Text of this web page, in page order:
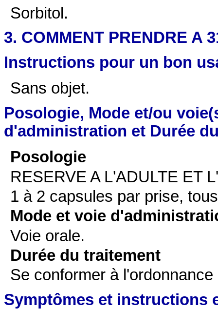
Sorbitol.
3. COMMENT PRENDRE A
Instructions pour un bon
Sans objet.
Posologie, Mode et/ou
d'administration et Durée
Posologie
RESERVE A L'ADULTE ET
1 à 2 capsules par prise,
Mode et voie
Voie orale.
Durée du traitement
Se conformer à
Symptômes et instructions